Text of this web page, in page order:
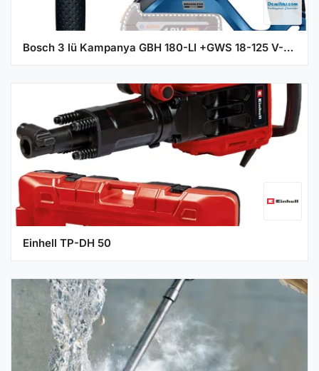
Bosch 3 lü Kampanya GBH 180-LI +GWS 18-125 V-LI+GSR 18V-60 C
Einhell TP-DH 50